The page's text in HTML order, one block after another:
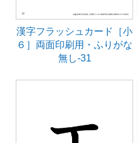
漢字フラッシュカード［小
６］両面印刷用・ふりがな
無し-31